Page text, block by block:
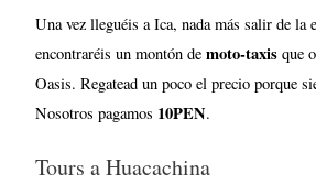
Una vez lleguéis a Ica, nada más salir de la
encontraréis un montón demoto-taxis que
Oasis. Regatead un poco el precio porque
Nosotros pagamos 10PEN.
Tours a Huacachina